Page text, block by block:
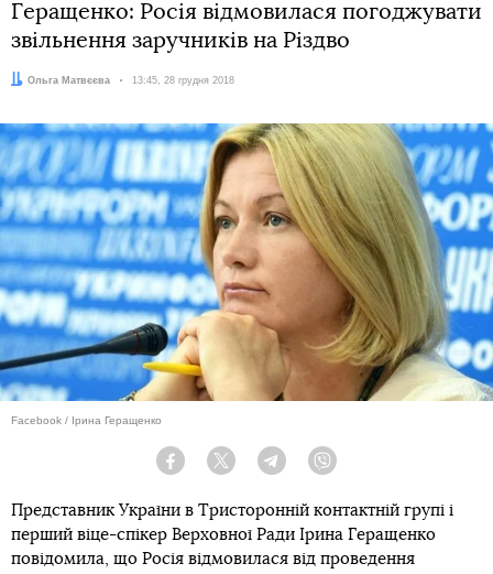
Геращенко: Росія відмовилася погоджувати
звільнення заручників на Різдво
Автор:
Ольга Матвєєва Дата:
13:45, 28 грудня 2018
Facebook / Ірина Геращенко
Facebook Twitter Telegram
Представник України в Тристоронній контактній групі і
перший віце-спікер Верховної Ради Ірина Геращенко
повідомила, що Росія відмовилася від проведення